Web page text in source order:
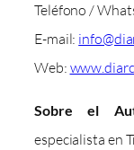
Teléfono /
E-mail:
Web:
Sobre el
especialista en